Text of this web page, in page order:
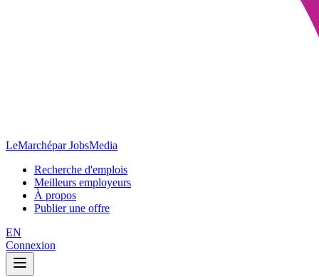
LeMarchépar JobsMedia
Recherche d'emplois
Meilleurs employeurs
À propos
Publier une offre
EN
Connexion